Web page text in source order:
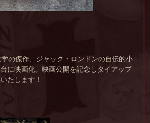
の傑作、ジャック・ロンドンの自伝的小
に映画化。映画公開を記念しタイアップ
たします！